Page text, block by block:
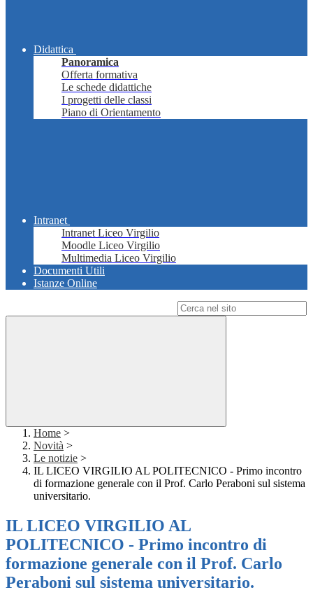
Didattica
Panoramica
Offerta formativa
Le schede didattiche
I progetti delle classi
Piano di Orientamento
Intranet
Intranet Liceo Virgilio
Moodle Liceo Virgilio
Multimedia Liceo Virgilio
Documenti Utili
Istanze Online
Home >
Novità >
Le notizie >
IL LICEO VIRGILIO AL POLITECNICO - Primo incontro
di formazione generale con il Prof. Carlo Peraboni sul sistema
universitario.
IL LICEO VIRGILIO AL
POLITECNICO - Primo incontro di
formazione generale con il Prof. Carlo
Peraboni sul sistema universitario.